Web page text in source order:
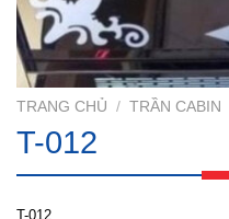
TRANG CHỦ / TRẦN CABIN
T-012
T-012